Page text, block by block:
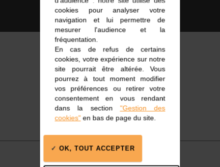
cookies pour analyser votre
navigation et lui permettre de
mesurer l'audience et la
fréquentation.
En cas de refus de certains
cookies, votre expérience sur notre
site pourrait être altérée. Vous
pourrez à tout moment modifier
vos préférences ou retirer votre
consentement en vous rendant
dans la section"Gestion des
cookies"en bas de page du site.
OK, TOUT ACCEPTER